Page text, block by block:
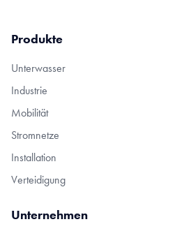
Produkte
Unterwasser
Industrie
Mobilität
Stromnetze
Installation
Verteidigung
Unternehmen